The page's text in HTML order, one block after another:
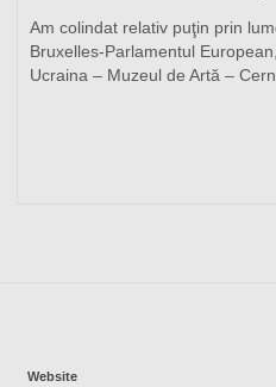
Am colindat relativ puţin prin
Bruxelles-Parlamentul European,
Ucraina – Muzeul de Artă –
Website